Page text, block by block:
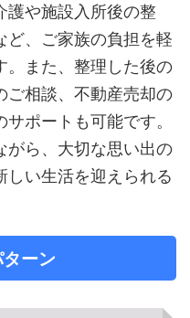
護や施設入所後の整
ど、ご家族の負担を軽
。また、整理した後の
ご相談、不動産売却の
ポートも可能です。
がら、大切な思い出の
しい生活を迎えられる
ーン